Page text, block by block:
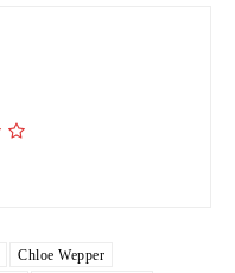
Chloe Wepper